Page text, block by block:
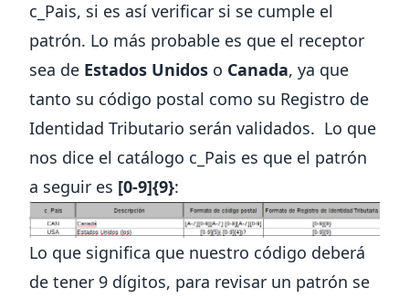
c_Pais, si es así verificar si se cumple el
patrón. Lo más probable es que el receptor
sea de Estados Unidos o Canada, ya que
tanto su código postal como su Registro de
Identidad Tributario serán validados. Lo que
nos dice el catálogo c_Pais es que el patrón
a seguir es [0-9]{9}:
Lo que significa que nuestro código deberá
de tener 9 dígitos, para revisar un patrón se